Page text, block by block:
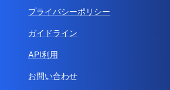
プライバシーポリシー
ガイドライン
API利用
お問い合わせ